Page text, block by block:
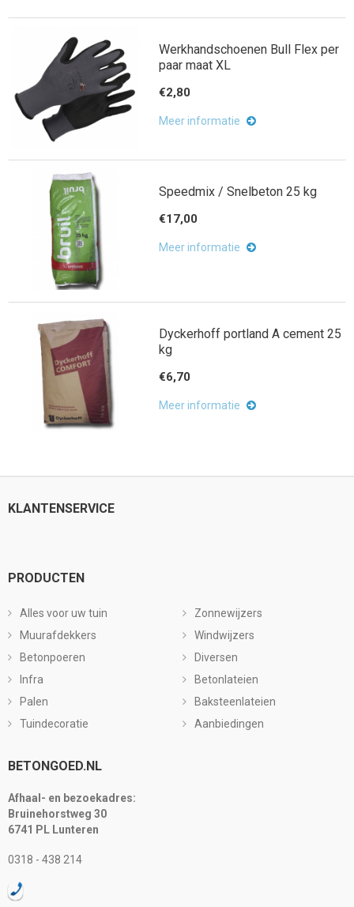
Werkhandschoenen Bull Flex per
paar maat XL
€2,80
Meer informatie
Speedmix / Snelbeton 25 kg
€17,00
Meer informatie
Dyckerhoff portland A cement 25
kg
€6,70
Meer informatie
KLANTENSERVICE
PRODUCTEN
Alles voor uw tuin
Muurafdekkers
Betonpoeren
Infra
Palen
Tuindecoratie
Zonnewijzers
Windwijzers
Diversen
Betonlateien
Baksteenlateien
Aanbiedingen
BETONGOED.NL
Afhaal- en bezoekadres:
Bruinehorstweg 30
6741 PL Lunteren
0318 - 438 214